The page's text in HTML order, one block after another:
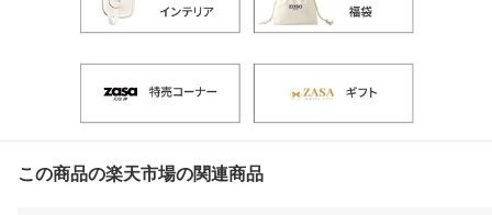
この商品の楽天市場の関連商品